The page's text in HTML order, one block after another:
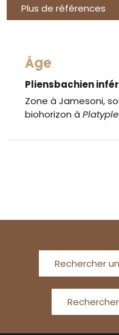
Plus de références
Âge
Pliensbachien
Zone à Jamesoni,
biohorizon à
Rechercher